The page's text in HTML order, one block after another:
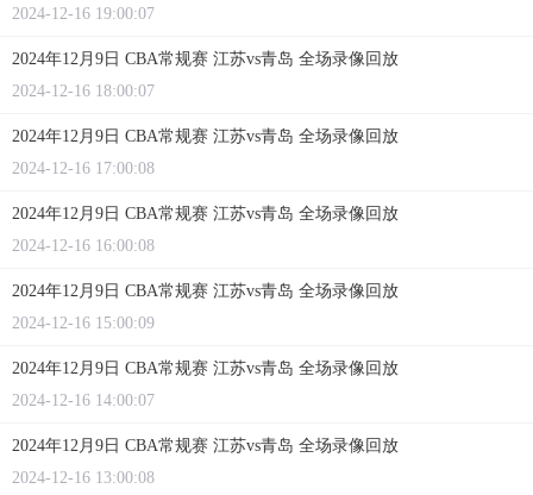
2024-12-16 19:00:07
2024年12月9日 CBA常规赛 江苏vs青岛 全场录像回放
2024-12-16 18:00:07
2024年12月9日 CBA常规赛 江苏vs青岛 全场录像回放
2024-12-16 17:00:08
2024年12月9日 CBA常规赛 江苏vs青岛 全场录像回放
2024-12-16 16:00:08
2024年12月9日 CBA常规赛 江苏vs青岛 全场录像回放
2024-12-16 15:00:09
2024年12月9日 CBA常规赛 江苏vs青岛 全场录像回放
2024-12-16 14:00:07
2024年12月9日 CBA常规赛 江苏vs青岛 全场录像回放
2024-12-16 13:00:08